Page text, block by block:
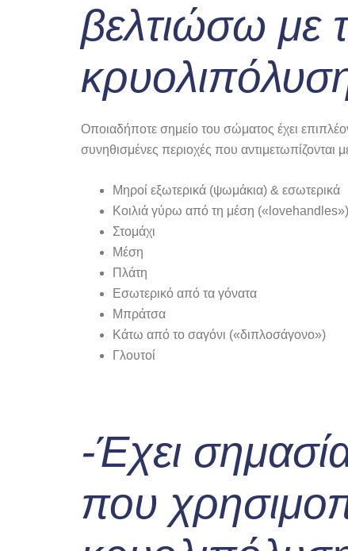
βελτιώσω με
Οποιαδήποτε σημείο του σώματος έχει
συνηθισμένες περιοχές που αντιμετωπίζονται
Μηροί εξωτερικά (ψωμάκια) & εσωτερικά
Κοιλιά γύρω από τη μέση
Στομάχι
Μέση
Πλάτη
Εσωτερικό από τα γόνατα
Μπράτσα
Κάτω από το σαγόνι («διπλοσάγονο»)
Γλουτοί
-Έχει
που